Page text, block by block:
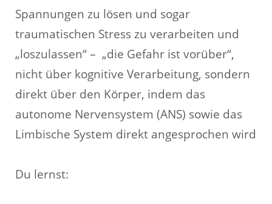
Spannungen zu lösen und sogar
traumatischen Stress zu verarbeiten und
„loszulassen“ – „die Gefahr ist vorüber“,
nicht über kognitive Verarbeitung, sondern
direkt über den Körper, indem das
autonome Nervensystem (ANS) sowie das
Limbische System direkt angesprochen wird
Du lernst: